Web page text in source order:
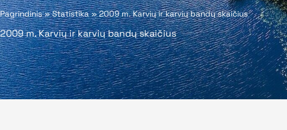
Pagrindinis»Statistika»2009 m. Karvių ir karvių bandų skaičius
2009 m. Karvių ir karvių bandų skaičius